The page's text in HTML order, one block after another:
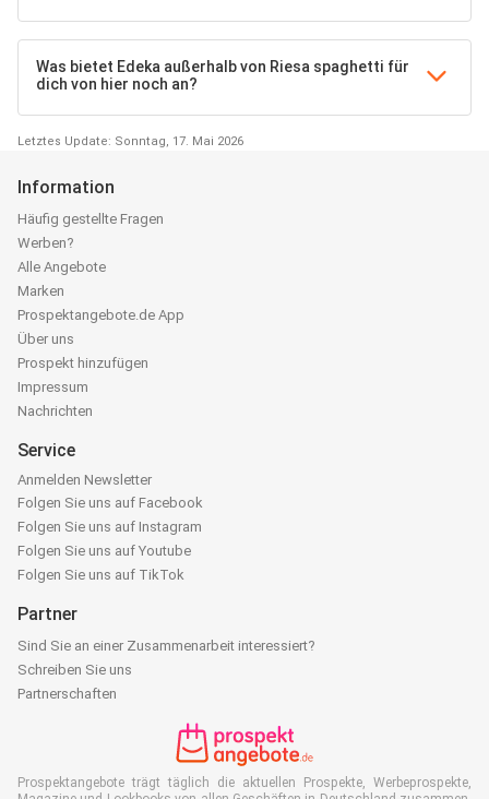
Was bietet Edeka außerhalb von Riesa spaghetti für
dich von hier noch an?
Letztes Update: Sonntag, 17. Mai 2026
Information
Häufig gestellte Fragen
Werben?
Alle Angebote
Marken
Prospektangebote.de App
Über uns
Prospekt hinzufügen
Impressum
Nachrichten
Service
Anmelden Newsletter
Folgen Sie uns auf Facebook
Folgen Sie uns auf Instagram
Folgen Sie uns auf Youtube
Folgen Sie uns auf TikTok
Partner
Sind Sie an einer Zusammenarbeit interessiert?
Schreiben Sie uns
Partnerschaften
Prospektangebote trägt täglich die aktuellen Prospekte, Werbeprospekte,